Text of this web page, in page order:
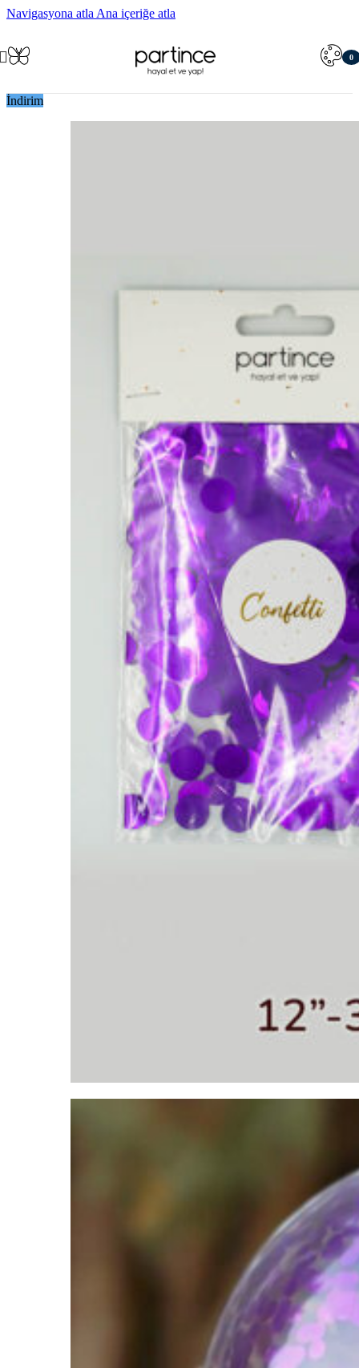
Navigasyona atla Ana içeriğe atla
0
İndirim